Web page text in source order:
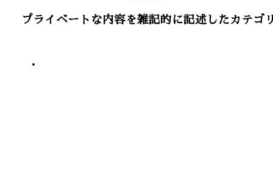
プライベートな内容を雑記的に記述したカテゴ